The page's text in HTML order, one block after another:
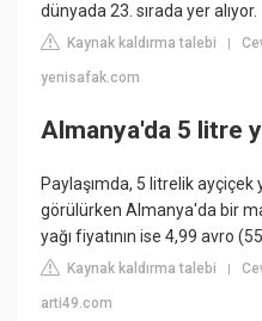
dünyada 23. sırada yer alıyor.
Kaynak kaldırma talebi |
yenisafak.com
Almanya'da 5 litre
Paylaşımda, 5 litrelik ayçiçek
görülürken Almanya'da bir
yağı fiyatının ise 4,99 avro
Kaynak kaldırma talebi |
arti49.com